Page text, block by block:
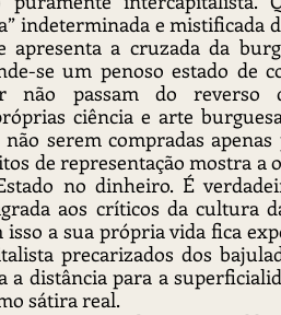
indeterminada e mistificada
apresenta a cruzada da
se um penoso estado de
passam do reverso
ciência e arte
serem compradas
de representação mostra a
no dinheiro. É
aos críticos da cultura
a sua própria vida fica
precarizados dos
distância para a
sátira real.